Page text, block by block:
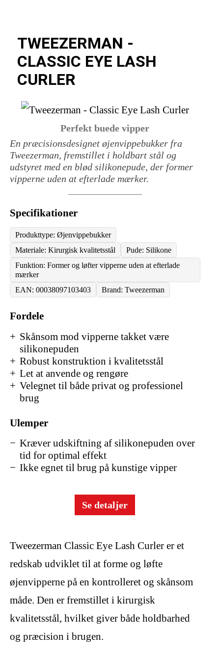
Perfekt buede vipper
TWEEZERMAN -
CLASSIC EYE LASH
CURLER
En præcisionsdesignet øjenvippebukker fra
Tweezerman, fremstillet i holdbart stål og
udstyret med en blød silikonepude, der former
vipperne uden at efterlade mærker.
Tweezerman Classic Eye Lash Curler er et
redskab udviklet til at forme og løfte
øjenvipperne på en kontrolleret og skånsom
måde. Den er fremstillet i kirurgisk
kvalitetsstål, hvilket giver både holdbarhed
og præcision i brugen.
Fordele
Skånsom mod vipperne takket være
silikonepuden
Robust konstruktion i kvalitetsstål
Let at anvende og rengøre
Velegnet til både privat og professionel
brug
Ulemper
Kræver udskiftning af silikonepuden over
tid for optimal effekt
Ikke egnet til brug på kunstige vipper
Specifikationer
Produkttype: Øjenvippebukker
Materiale: Kirurgisk kvalitetsstål
Pude: Silikone
Funktion: Former og løfter vipperne uden at efterlade
mærker
EAN: 00038097103403
Brand: Tweezerman
Se detaljer